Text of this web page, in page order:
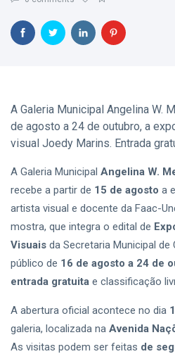
A Galeria Municipal Angelina W.
de agosto a 24 de outubro, a
visual Joedy Marins. Entrada
A Galeria Municipal Angelina W.
recebe a partir de 15 de agosto a
artista visual e docente da Faac-
mostra, que integra o edital de
Visuais da Secretaria Municipal
público de 16 de agosto a 24 de
entrada gratuita e classificação
A abertura oficial acontece no dia
galeria, localizada na Avenida
As visitas podem ser feitas de